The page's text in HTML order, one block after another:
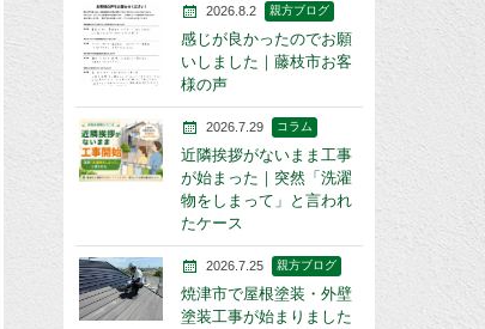
2026.8.2 親方ブログ
感じが良かったのでお願
いしました｜藤枝市お客
様の声
2026.7.29 コラム
近隣挨拶がないまま工事
が始まった｜突然「洗濯
物をしまって」と言われ
たケース
2026.7.25 親方ブログ
焼津市で屋根塗装・外壁
塗装工事が始まりました